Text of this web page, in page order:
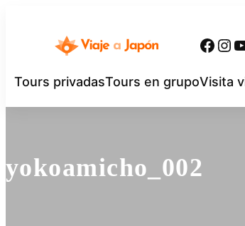
スTours privadasTours en grupoVisita
yokoamicho_002